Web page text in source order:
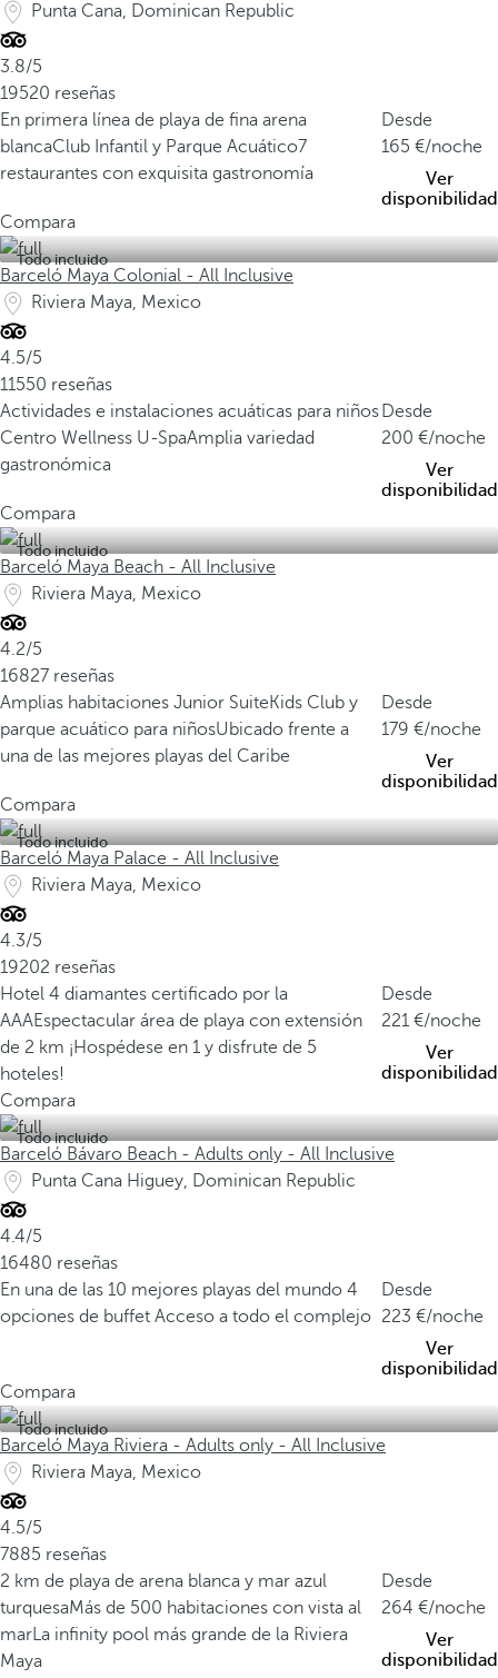
Punta Cana, Dominican Republic
3.8/5
19520 reseñas
En primera línea de playa de fina arena
blancaClub Infantil y Parque Acuático7
restaurantes con exquisita gastronomía
Desde
165
/noche
Ver
disponibilidad
Compara
Todo incluido
Barceló Maya Colonial - All Inclusive
Riviera Maya, Mexico
4.5/5
11550 reseñas
Actividades e instalaciones acuáticas para niños
Centro Wellness U-SpaAmplia variedad
gastronómica
Desde
200
/noche
Ver
disponibilidad
Compara
Todo incluido
Barceló Maya Beach - All Inclusive
Riviera Maya, Mexico
4.2/5
16827 reseñas
Amplias habitaciones Junior SuiteKids Club y
parque acuático para niñosUbicado frente a
una de las mejores playas del Caribe
Desde
179
/noche
Ver
disponibilidad
Compara
Todo incluido
Barceló Maya Palace - All Inclusive
Riviera Maya, Mexico
4.3/5
19202 reseñas
Hotel 4 diamantes certificado por la
AAAEspectacular área de playa con extensión
de 2 km ¡Hospédese en 1 y disfrute de 5
hoteles!
Desde
221
/noche
Ver
disponibilidad
Compara
Todo incluido
Barceló Bávaro Beach - Adults only - All Inclusive
Punta Cana Higuey, Dominican Republic
4.4/5
16480 reseñas
En una de las 10 mejores playas del mundo 4
opciones de buffet Acceso a todo el complejo
Desde
223
/noche
Ver
disponibilidad
Compara
Todo incluido
Barceló Maya Riviera - Adults only - All Inclusive
Riviera Maya, Mexico
4.5/5
7885 reseñas
2 km de playa de arena blanca y mar azul
turquesaMás de 500 habitaciones con vista al
marLa infinity pool más grande de la Riviera
Maya
Desde
264
/noche
Ver
disponibilidad